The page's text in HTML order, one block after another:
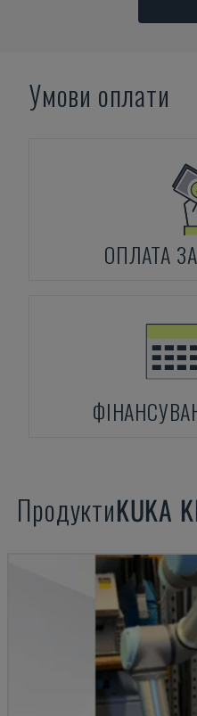
Умови оплати
ОПЛАТА
ПродуктиKUKA